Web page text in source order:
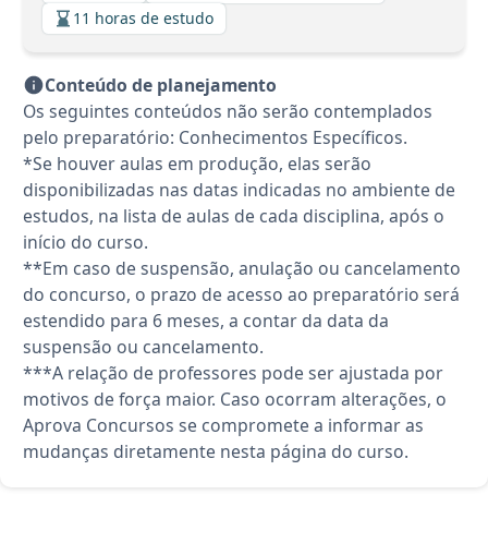
11 horas de estudo
Conteúdo de planejamento
Os seguintes conteúdos não serão contemplados
pelo preparatório: Conhecimentos Específicos.
*Se houver aulas em produção, elas serão
disponibilizadas nas datas indicadas no ambiente de
estudos, na lista de aulas de cada disciplina, após o
início do curso.
**Em caso de suspensão, anulação ou cancelamento
do concurso, o prazo de acesso ao preparatório será
estendido para 6 meses, a contar da data da
suspensão ou cancelamento.
***A relação de professores pode ser ajustada por
motivos de força maior. Caso ocorram alterações, o
Aprova Concursos se compromete a informar as
mudanças diretamente nesta página do curso.